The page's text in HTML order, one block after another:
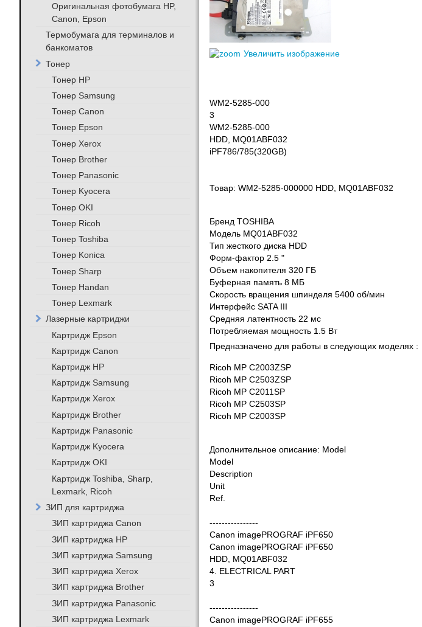
Увеличить изображение
WM2-5285-000
3
WM2-5285-000
HDD, MQ01ABF032
iPF786/785(320GB)
Товар: WM2-5285-000000 HDD, MQ01ABF032
Бренд TOSHIBA
Модель MQ01ABF032
Тип жесткого диска HDD
Форм-фактор 2.5 "
Объем накопителя 320 ГБ
Буферная память 8 МБ
Скорость вращения шпинделя 5400 об/мин
Интерфейс SATA III
Средняя латентность 22 мс
Потребляемая мощность 1.5 Вт
Предназначено для работы в следующих моделях :
Ricoh MP C2003ZSP
Ricoh MP C2503ZSP
Ricoh MP C2011SP
Ricoh MP C2503SP
Ricoh MP C2003SP
Дополнительное описание: Model
Model
Description
Unit
Ref.
----------------
Canon imagePROGRAF iPF650
Canon imagePROGRAF iPF650
HDD, MQ01ABF032
4. ELECTRICAL PART
3
----------------
Canon imagePROGRAF iPF655
Оригинальная фотобумага HP,
Canon, Epson
Термобумага для терминалов и
банкоматов
Тонер
Тонер HP
Тонер Samsung
Тонер Canon
Тонер Epson
Тонер Xerox
Тонер Brother
Тонер Panasonic
Тонер Kyocera
Тонер OKI
Тонер Ricoh
Тонер Toshiba
Тонер Konica
Тонер Sharp
Тонер Handan
Тонер Lexmark
Лазерные картриджи
Картридж Epson
Картридж Canon
Картридж HP
Картридж Samsung
Картридж Xerox
Картридж Brother
Картридж Panasonic
Картридж Kyocera
Картридж OKI
Картридж Toshiba, Sharp,
Lexmark, Ricoh
ЗИП для картриджа
ЗИП картриджа Canon
ЗИП картриджа HP
ЗИП картриджа Samsung
ЗИП картриджа Xerox
ЗИП картриджа Brother
ЗИП картриджа Panasonic
ЗИП картриджа Lexmark